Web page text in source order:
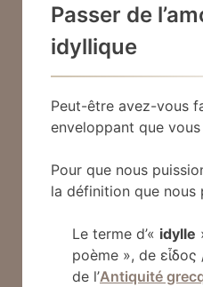
Passer de
idyllique
Peut-être avez-vous
enveloppant que
Pour que nous
la définition que nous
Le terme d’« idylle
poème », de εἶδος
de l’Antiquité